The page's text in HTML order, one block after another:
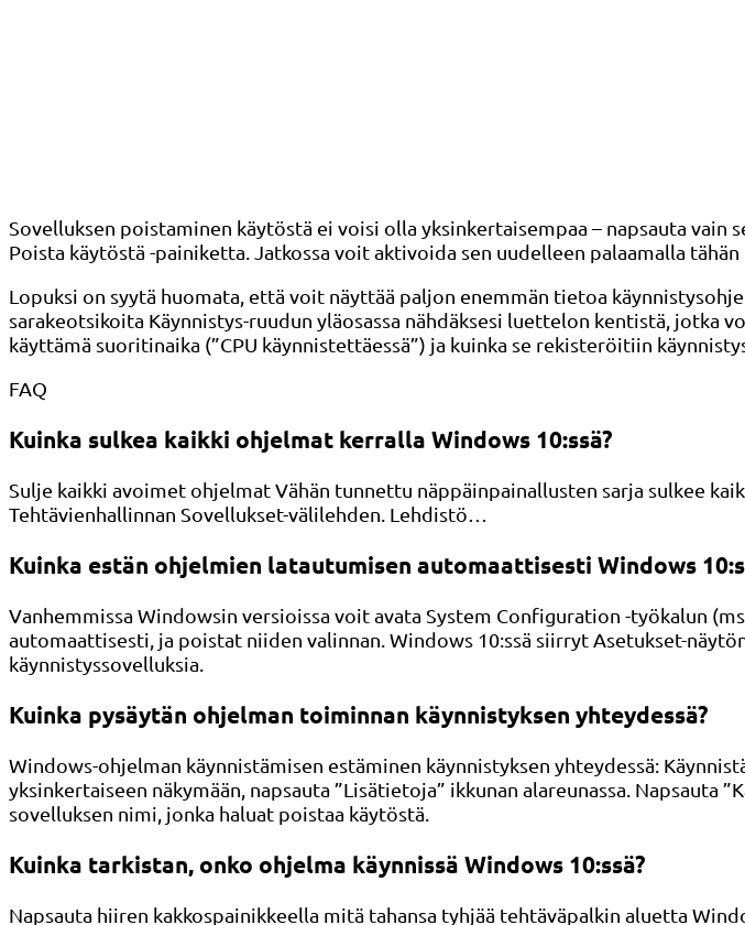
Sovelluksen poistaminen käytöstä ei voisi olla yksinkertaisempaa – napsauta vain
Poista käytöstä -painiketta. Jatkossa voit aktivoida sen uudelleen palaamalla
Lopuksi on syytä huomata, että voit näyttää paljon enemmän tietoa
sarakeotsikoita Käynnistys-ruudun yläosassa nähdäksesi luettelon kentistä, jotka
käyttämä suoritinaika (”CPU käynnistettäessä”) ja kuinka se rekisteröitiin
FAQ
Kuinka sulkea kaikki ohjelmat kerralla Windows 10:ssä?
Sulje kaikki avoimet ohjelmat Vähän tunnettu näppäinpainallusten sarja sulkee
Tehtävienhallinnan Sovellukset-välilehden. Lehdistö…
Kuinka estän ohjelmien latautumisen automaattisesti Windows
Vanhemmissa Windowsin versioissa voit avata System Configuration -työkalun
automaattisesti, ja poistat niiden valinnan. Windows 10:ssä siirryt Asetukset-
käynnistyssovelluksia.
Kuinka pysäytän ohjelman toiminnan käynnistyksen yhteydessä?
Windows-ohjelman käynnistämisen estäminen käynnistyksen yhteydessä:
yksinkertaiseen näkymään, napsauta ”Lisätietoja” ikkunan alareunassa. Napsauta
sovelluksen nimi, jonka haluat poistaa käytöstä.
Kuinka tarkistan, onko ohjelma käynnissä Windows 10:ssä?
Napsauta hiiren kakkospainikkeella mitä tahansa tyhjää tehtäväpalkin aluetta